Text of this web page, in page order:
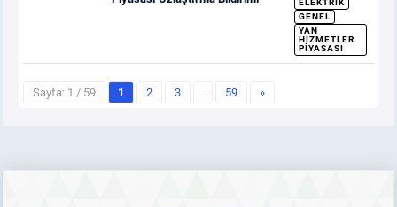
ELEKTRIK
GENEL
YAN
HIZMETLER
PIYASASI
Sayfa: 1 / 59 1 2 3 … 59 »